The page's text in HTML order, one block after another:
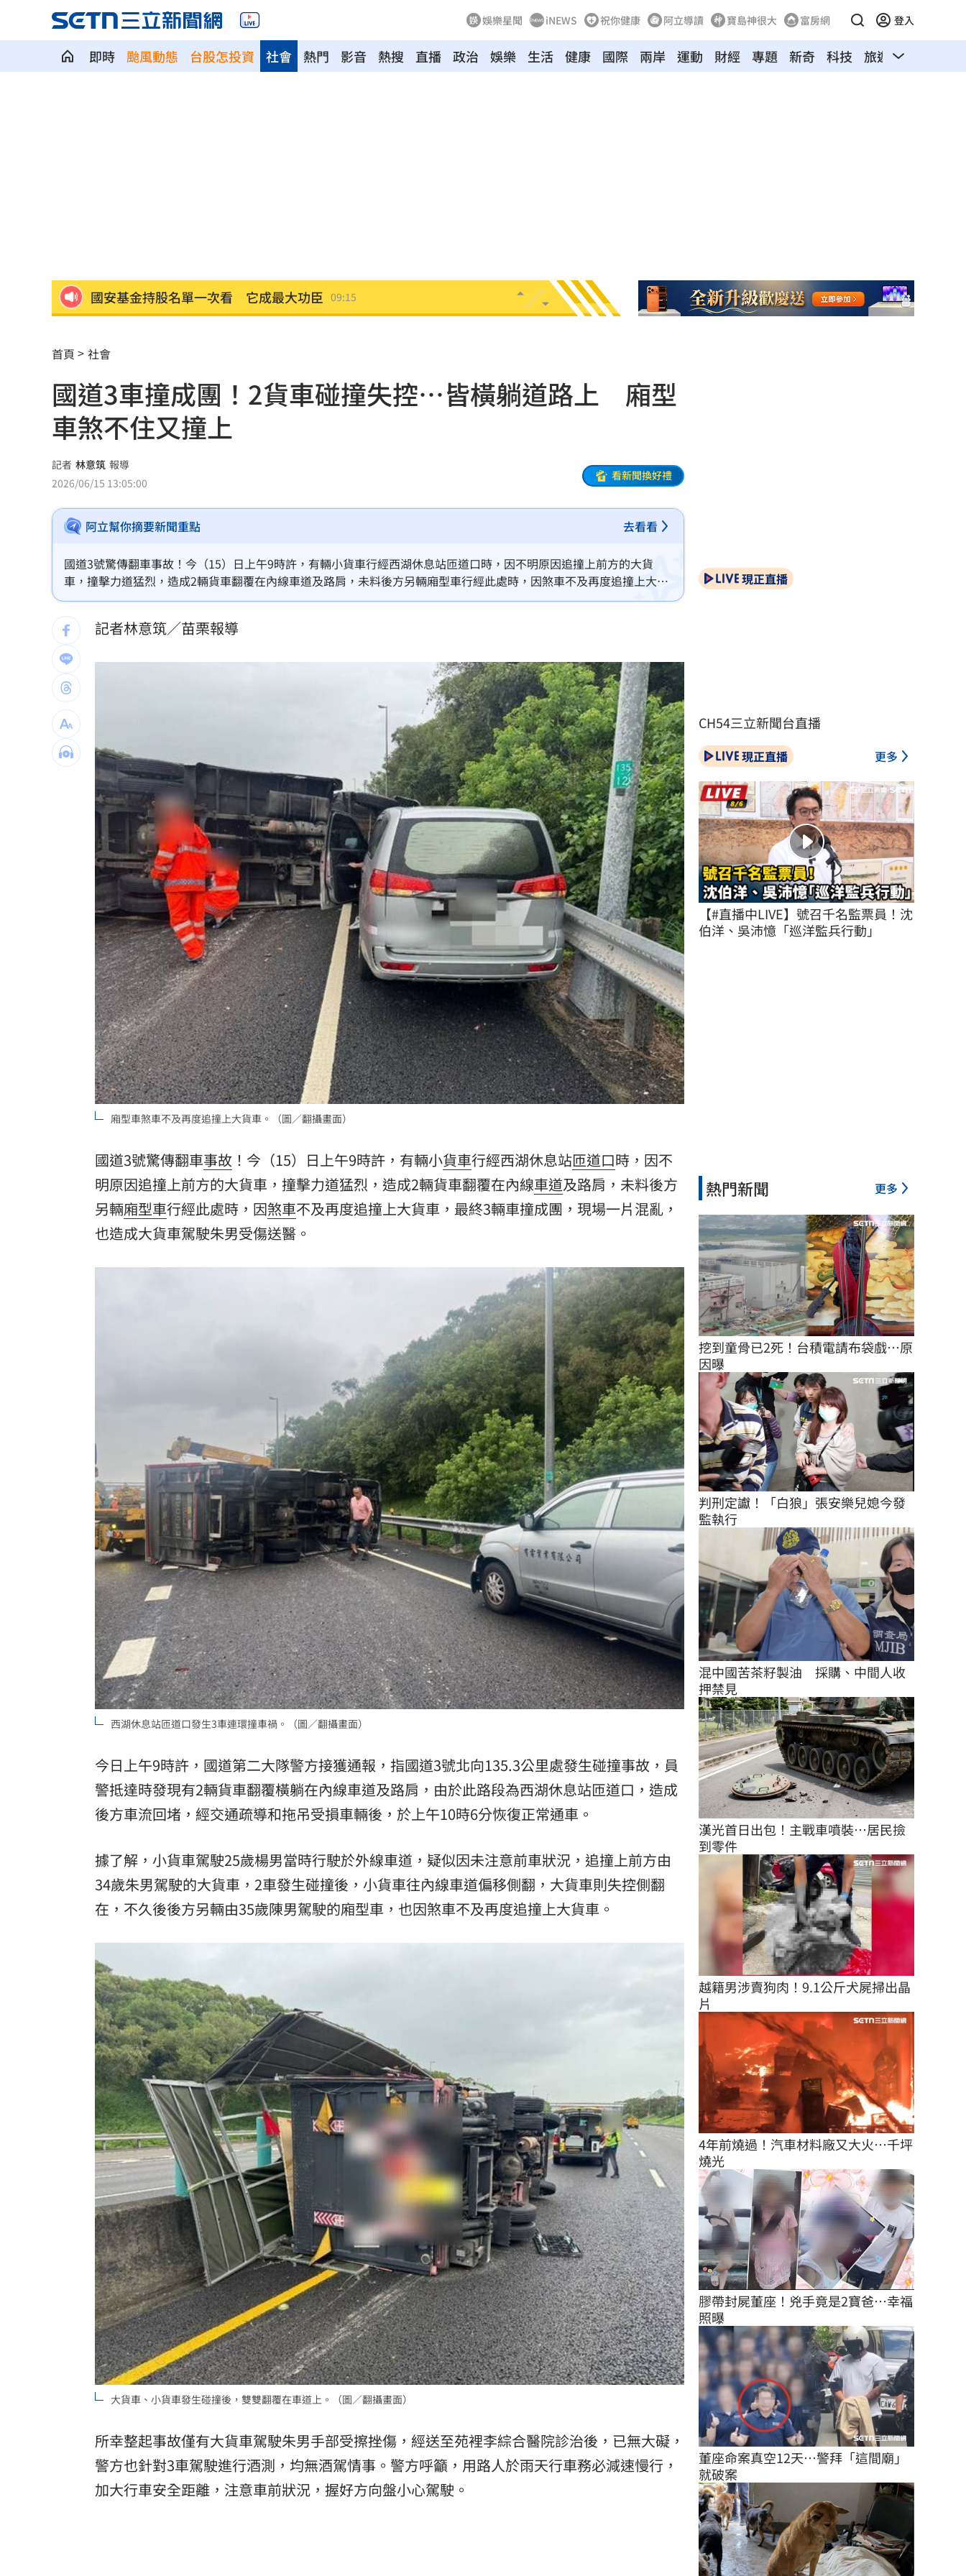
娛樂星聞 iNEWS 祝你健康 阿立導讀 寶島神很大 富房網 登入
即時 颱風動態 台股怎投資 熱門 影音 熱搜 直播 政治
社會 娛樂 生活 健康 國際 兩岸 運動 財經 專題 新奇 科技 旅遊 汽車
國安基金持股名單一次看 它成最大功臣 09:15
「創意私房」陳老師偷拍！更一審改判輕刑
獨／雙親苦等近3年 遭殺資優兒有全名了 09:12
口腔癌友拔全牙 悔嘆：現在吃得像餿水
開盤／台積電跌20元壓盤 大盤摔近200點
幼幼台哥哥變博士藝人 李博翔情牽王欣晨
關公生日「2類人」不能拜！恐惹禍上身
突遭王宇婕取代 鄭仲茵本尊回應真實主因 09:04
黃捷親赴公視考察 力挺：別成惡鬥犧牲品
關聖帝君生日快樂！關公最疼的3種人曝光
日本將中國列最大挑戰、關切台海！北京怒
台灣彩券開獎直播中 20:31
LIVE三立+24小時直播 15:27
三立iNEWS新聞台線上直播 18:00
市場到酒場料理！可果美蕃茄醬創無限可能 12:00
父親節送會拉筋的按摩椅 爸爸「筋歡喜」 18:00
油品食安事件引關注 挑選保健食品要注意 13:00
罕病博士彭士齊 輪椅上的生命覺醒！ 11:00
酷澎「爸氣父親節」國際官方品牌齊聚 11:00
首頁 社會
國道3車撞成團！2貨車碰撞失控…皆橫躺道路上 廂型
車煞不住又撞上
記者 林意筑 報導
2026/06/15 13:05:00
看新聞換好禮
阿立幫你摘要新聞重點 去看看
國道3號驚傳翻車事故！今（15）日上午9時許，有輛小貨車行經西湖休息站匝道口時，因不明原因追撞上前方的大貨
車，撞擊力道猛烈，造成2輛貨車翻覆在內線車道及路肩，未料後方另輛廂型車行經此處時，因煞車不及再度追撞上大貨
車，最終3輛車撞成團，現場一片混亂，也造成大貨車駕駛朱男受傷送醫。
記者林意筑／苗栗報導
廂型車煞車不及再度追撞上大貨車。（圖／翻攝畫面）
國道3號驚傳翻車事故 ！今（15）日上午9時許，有輛小貨車行經西湖休息站匝道口時，因不
明原因追撞上前方的大貨車，撞擊力道猛烈，造成2輛貨車翻覆在內線車道及路肩，未料後方
另輛廂型車行經此處時，因煞車不及再度追撞上大貨車，最終3輛車撞成團，現場一片混亂，
也造成大貨車駕駛朱男受傷送醫。
西湖休息站匝道口發生3車連環撞車禍。（圖／翻攝畫面）
今日上午9時許，國道第二大隊警方接獲通報，指國道3號北向135.3公里處發生碰撞事故，員
警抵達時發現有2輛貨車翻覆橫躺在內線車道及路肩，由於此路段為西湖休息站匝道口，造成
後方車流回堵，經交通疏導和拖吊受損車輛後，於上午10時6分恢復正常通車。
據了解，小貨車駕駛25歲楊男當時行駛於外線車道，疑似因未注意前車狀況，追撞上前方由
34歲朱男駕駛的大貨車，2車發生碰撞後，小貨車往內線車道偏移側翻，大貨車則失控側翻
在，不久後後方另輛由35歲陳男駕駛的廂型車，也因煞車不及再度追撞上大貨車。
大貨車、小貨車發生碰撞後，雙雙翻覆在車道上。（圖／翻攝畫面）
所幸整起事故僅有大貨車駕駛朱男手部受擦挫傷，經送至苑裡李綜合醫院診治後，已無大礙，
警方也針對3車駕駛進行酒測，均無酒駕情事。警方呼籲，用路人於雨天行車務必減速慢行，
加大行車安全距離，注意車前狀況，握好方向盤小心駕駛。
現正直播
CH54三立新聞台直播
現正直播 更多
【#直播中LIVE】號召千名監票員！沈
伯洋、吳沛憶「巡洋監兵行動」
熱門新聞 更多
挖到童骨已2死！台積電請布袋戲…原
因曝
判刑定讞！「白狼」張安樂兒媳今發
監執行
混中國苦茶籽製油　採購、中間人收
押禁見
漢光首日出包！主戰車噴裝…居民撿
到零件
越籍男涉賣狗肉！9.1公斤犬屍掃出晶
片
4年前燒過！汽車材料廠又大火…千坪
燒光
膠帶封屍董座！兇手竟是2寶爸…幸福
照曝
董座命案真空12天…警拜「這間廟」
就破案